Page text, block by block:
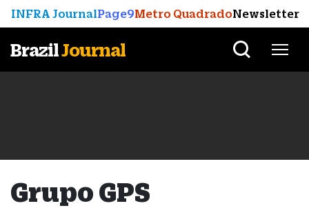
INFRA JournalPage9Metro QuadradoNewsletter
BrazilJournal
Grupo GPS